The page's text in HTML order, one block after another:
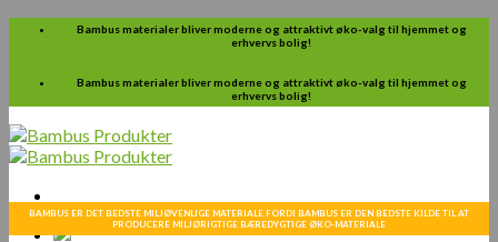
Skip
Bambus materialer bliver moderne og attraktivt øko-valg til hjemmet og
erhvervs bolig!
Bambus materialer bliver moderne og attraktivt øko-valg til hjemmet og
erhvervs bolig!
BAMBUS ER DET BEDSTE MILJØVENLIGE MATERIALE FORDI BAMBUS ER DEN BEDSTE KILDE TIL AT
PRODUCERE MILJØRIGTIGE BÆREDYGTIGE ØKO-MATERIALE